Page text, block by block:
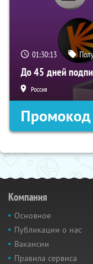
01:30:12
До 45 дней
Россия
Промокод
Компания
Основное
Публикации о нас
Вакансии
Правила сервиса